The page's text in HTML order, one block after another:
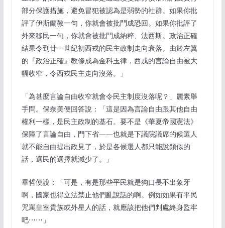
部分保護措施，避免冒犯被認為是弱勢的社群。如果你批
評了伊斯蘭教一句，你就會被批鬥成恐回。如果你批評了
外來移民一句，你就會被批鬥成納粹、法西斯。政治正確
結果令到廿一世紀初西戎的民主政制走向衰落。由於左翼
的『政治正確』教條成為金科玉律，西戎的言論自由被大
幅收窄，令西戎民主走向沒落。」
「為甚麼言論自由收窄就會令民主制度沒落呢？」麗素舉
手問。保奈美便回答說：「這是因為言論自由跟其他自由
權利一樣，是民主政制的基石。要不是《華夏帝國憲法》
保障了言論自由，門下省——也就是下議院議席的候選人
就不能自由提出政見了，於是各候選人都只能說類似的
話，選民的選擇就減少了。」
畢哲便說：「可是，有是那些平民就是狗口長不出象牙
啊，國家也得立法禁止他們亂說話的啊。例如如果有平民
咒罵皇室貴族或外星人的話，就應該把他們判處終身監牢
吧⋯⋯」